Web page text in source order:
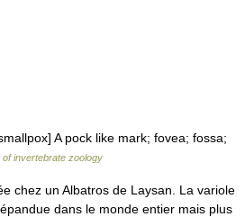
A pock like mark; fovea; fossa;
of invertebrate zoology
chez un Albatros de Laysan. La variole
dans le monde entier mais plus